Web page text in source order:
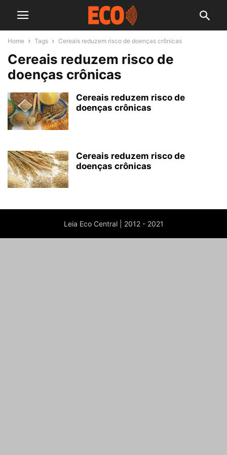
Home Tags Cereais reduzem risco de doenças crônicas
Cereais reduzem risco de
doenças crônicas
Cereais reduzem risco de
doenças crônicas
Cereais reduzem risco de
doenças crônicas
Leia Eco Central | 2012 - 2021